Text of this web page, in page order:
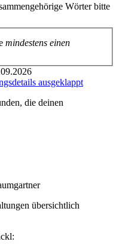
Wörter bitte
mindestens einen
ausgeklappt
die deinen
übersichtlich